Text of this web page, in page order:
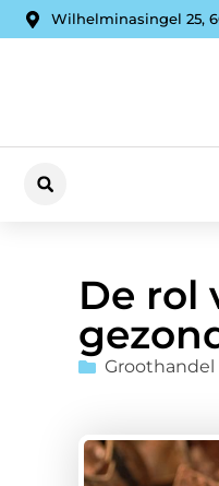
Wilhelminasingel 25,
De rol
Groothandel